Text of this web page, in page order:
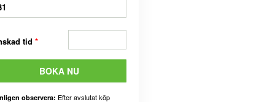
tid *
BOKA NU
observera: Efter avslutat köp